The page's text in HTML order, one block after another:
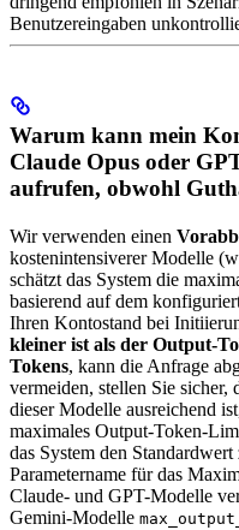
Benutzereingaben
Warum kann mein
Claude Opus oder
aufrufen, obwohl
Wir verwenden einen
kostenintensiverer Modelle
schätzt das System die
basierend auf dem
Ihren Kontostand bei
kleiner ist als der Output-
Tokens, kann die Anfrage
vermeiden, stellen Sie
dieser Modelle ausreichend
maximales Output-Token-
das System den
Parametername für das
Claude- und GPT-Modelle
Gemini-Modelle